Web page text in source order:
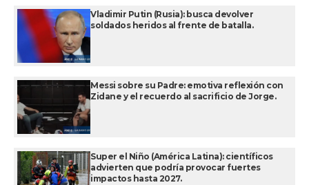
Vladimir Putin (Rusia): busca devolver
soldados heridos al frente de batalla.
Messi sobre su Padre: emotiva reflexión con
Zidane y el recuerdo al sacrificio de Jorge.
Super el Niño (América Latina): científicos
advierten que podría provocar fuertes
impactos hasta 2027.